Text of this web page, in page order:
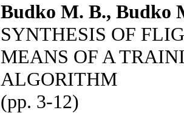
Budko M. B., Budko
SYNTHESIS OF
MEANS OF A
ALGORITHM
(pp. 3-12)